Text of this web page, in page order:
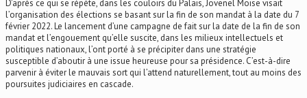
D’après ce qui se répète, dans les couloirs du Palais, Jovenel Moïse visait
l’organisation des élections se basant sur la fin de son mandat à la date du 7
février 2022. Le lancement d’une campagne de fait sur la date de la fin de son
mandat et l’engouement qu’elle suscite, dans les milieux intellectuels et
politiques nationaux, l’ont porté à se précipiter dans une stratégie
susceptible d’aboutir à une issue heureuse pour sa présidence. C’est-à-dire
parvenir à éviter le mauvais sort qui l’attend naturellement, tout au moins des
poursuites judiciaires en cascade.